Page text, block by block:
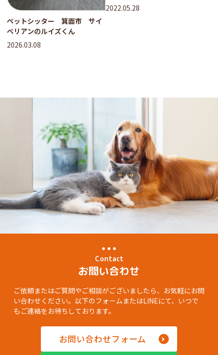
ペットシッター 箕面市 サイ
ベリアンのルイズくん
2026.03.08
2022.05.28
Contact
お問い合わせ
ご依頼またはご質問やご相談がございましたら、お気軽にお問
い合わせください。以下のフォームまたはLINEにて、いつで
もご連絡をお待ちしております。
お問い合わせフォーム